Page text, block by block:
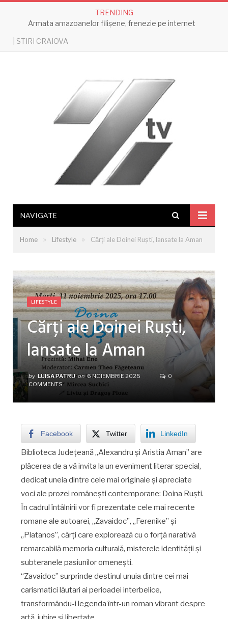
TRENDING
Armata amazoanelor filișene, frenezie pe internet
| STIRI CRAIOVA
NAVIGATE
Home » Lifestyle » Cărți ale Doinei Ruști, lansate la Aman
LIFESTYLE
Cărți ale Doinei Ruști,
lansate la Aman
by LUISA PATRU on 6 NOIEMBRIE 2025
0
COMMENTS
Facebook Twitter LinkedIn
Biblioteca Județeană „Alexandru și Aristia Aman” are
plăcerea de a vă invita la un eveniment literar special,
dedicat uneia dintre cele mai originale și apreciate
voci ale prozei românești contemporane: Doina Ruști.
În cadrul întâlnirii vor fi prezentate cele mai recente
romane ale autoarei, „Zavaidoc”, „Ferenike” și
„Platanos”, cărți care explorează cu o forță narativă
remarcabilă memoria culturală, misterele identității și
subteranele pasiunilor omenești.
“Zavaidoc” surprinde destinul unuia dintre cei mai
carismatici lăutari ai perioadei interbelice,
transformându-i legenda într-un roman vibrant despre